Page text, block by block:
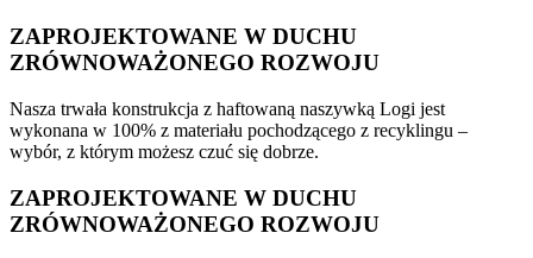
ZAPROJEKTOWANE W DUCHU
ZRÓWNOWAŻONEGO ROZWOJU
Nasza trwała konstrukcja z haftowaną naszywką Logi jest
wykonana w 100% z materiału pochodzącego z recyklingu –
wybór, z którym możesz czuć się dobrze.
ZAPROJEKTOWANE W DUCHU
ZRÓWNOWAŻONEGO ROZWOJU